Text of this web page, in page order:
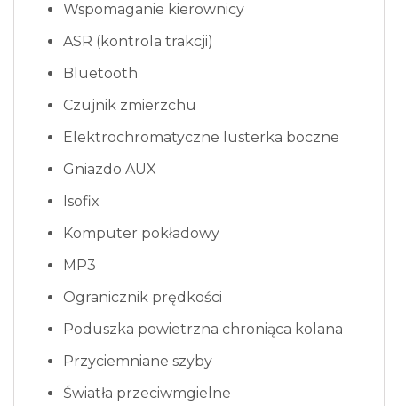
Wspomaganie kierownicy
ASR (kontrola trakcji)
Bluetooth
Czujnik zmierzchu
Elektrochromatyczne lusterka boczne
Gniazdo AUX
Isofix
Komputer pokładowy
MP3
Ogranicznik prędkości
Poduszka powietrzna chroniąca kolana
Przyciemniane szyby
Światła przeciwmgielne